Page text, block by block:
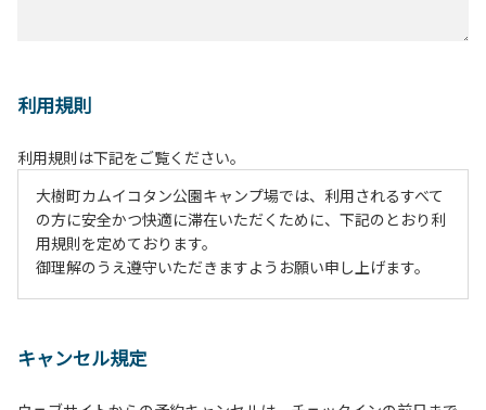
利用規則
利用規則は下記をご覧ください。
大樹町カムイコタン公園キャンプ場では、利用されるすべて
の方に安全かつ快適に滞在いただくために、下記のとおり利
用規則を定めております。
御理解のうえ遵守いただきますようお願い申し上げます。
２、中学生以下だけでの利用はできません。高校生以上の方
キャンセル規定